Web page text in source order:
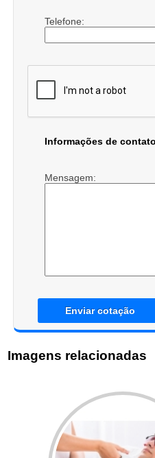
Telefone:
Informações de
Mensagem:
Enviar cotação
Imagens relacionadas